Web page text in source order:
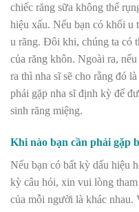
chiếc răng sữa không thể
hiệu xấu. Nếu bạn có khối u
u răng. Đôi khi, chúng ta có
của răng khôn. Ngoài ra,
ra thì nha sĩ sẽ cho rằng đó
phải gặp nha sĩ định kỳ để
sinh răng miệng.
Khi nào bạn cần phải gặp
Nếu bạn có bất kỳ dấu hiệu
kỳ câu hỏi, xin vui lòng
của mỗi người là khác